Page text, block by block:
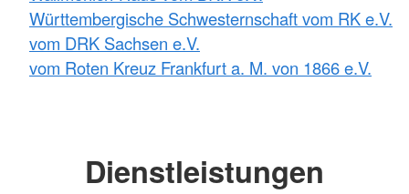
Württembergische Schwesternschaft vom RK e.V.
vom DRK Sachsen e.V.
vom Roten Kreuz Frankfurt a. M. von 1866 e.V.
Dienstleistungen